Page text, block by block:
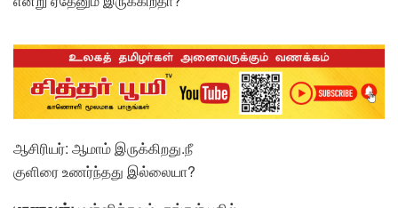
ஆசிரியர்: ஆமாம் இருக்கிறது.நீ
குளிரை உணர்ந்தது இல்லையா?